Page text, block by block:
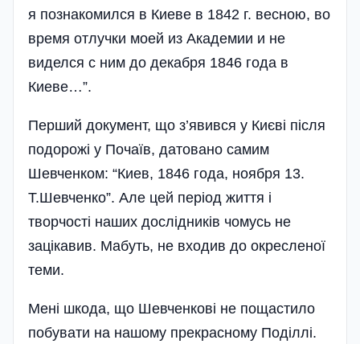
я познакомился в Киеве в 1842 г. весною, во
время отлучки моей из Академии и не
виделся с ним до декабря 1846 года в
Киеве…”.
Перший документ, що з’явився у Києві після
подорожі у Почаїв, датовано самим
Шевченком: “Киев, 1846 года, ноября 13.
Т.Шевченко”. Але цей період життя і
творчості наших дослідників чомусь не
зацікавив. Мабуть, не входив до окресленої
теми.
Мені шкода, що Шевченкові не пощастило
побувати на нашому прекрасному Поділлі.